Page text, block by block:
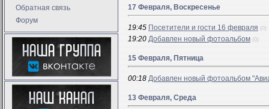
Обратная связь
Форум
17 Февраля, Воскресенье
19:45 Посетители и гости 16 февраля (0)
19:20 Добавлен новый фотоальбом (0)
15 Февраля, Пятница
00:18 Добавлен новый фотоальбом
13 Февраля, Среда